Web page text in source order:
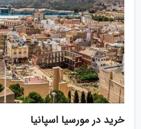
خرید در مورسیا اسپانیا